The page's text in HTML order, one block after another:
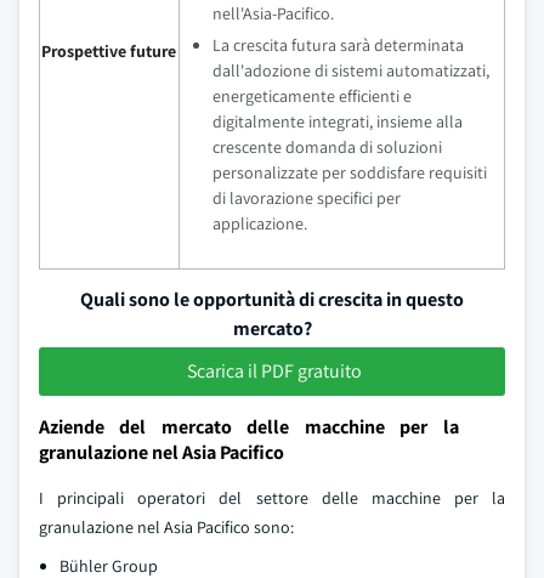
Prospettive future
nell'Asia-Pacifico.
La crescita futura sarà determinata
dall'adozione di sistemi automatizzati,
energeticamente efficienti e
digitalmente integrati, insieme alla
crescente domanda di soluzioni
personalizzate per soddisfare requisiti
di lavorazione specifici per
applicazione.
Quali sono le opportunità di crescita in questo
mercato?
Scarica il PDF gratuito
Aziende del mercato delle macchine per la
granulazione nel Asia Pacifico
I principali operatori del settore delle macchine per la
granulazione nel Asia Pacifico sono:
Bühler Group